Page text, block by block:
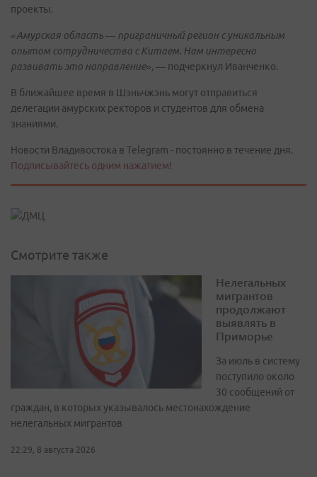
проекты.
«Амурская область — приграничный регион с уникальным
опытом сотрудничества с Китаем. Нам интересно
развивать это направление»,— подчеркнул Иванченко.
В ближайшее время в Шэньчжэнь могут отправиться
делегации амурских ректоров и студентов для обмена
знаниями.
Новости Владивостока в Telegram - постоянно в течение дня.
Подписывайтесь одним нажатием!
Смотрите также
Нелегальных
мигрантов
продолжают
выявлять в
Приморье
За июль в систему
поступило около
30 сообщений от
граждан, в которых указывалось местонахождение
нелегальных мигрантов
22:29, 8 августа 2026